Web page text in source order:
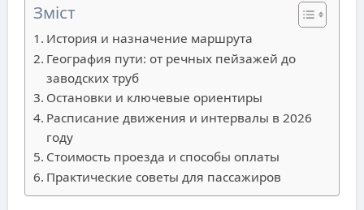
Зміст
История и назначение маршрута
География пути: от речных пейзажей до
заводских труб
Остановки и ключевые ориентиры
Расписание движения и интервалы в 2026
году
Стоимость проезда и способы оплаты
Практические советы для пассажиров